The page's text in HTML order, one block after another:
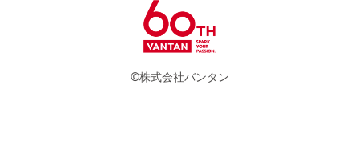
©株式会社バンタン